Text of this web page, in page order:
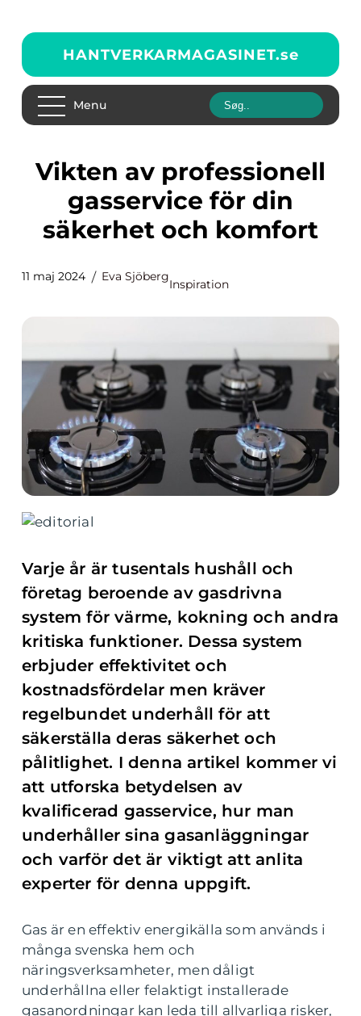
HANTVERKARMAGASINET.se
Menu
Vikten av professionell
gasservice för din
säkerhet och komfort
11 maj 2024 Eva Sjöberg
Inspiration
Varje år är tusentals hushåll och
företag beroende av gasdrivna
system för värme, kokning och andra
kritiska funktioner. Dessa system
erbjuder effektivitet och
kostnadsfördelar men kräver
regelbundet underhåll för att
säkerställa deras säkerhet och
pålitlighet. I denna artikel kommer vi
att utforska betydelsen av
kvalificerad gasservice, hur man
underhåller sina gasanläggningar
och varför det är viktigt att anlita
experter för denna uppgift.
Gas är en effektiv energikälla som används i
många svenska hem och
näringsverksamheter, men dåligt
underhållna eller felaktigt installerade
gasanordningar kan leda till allvarliga risker,